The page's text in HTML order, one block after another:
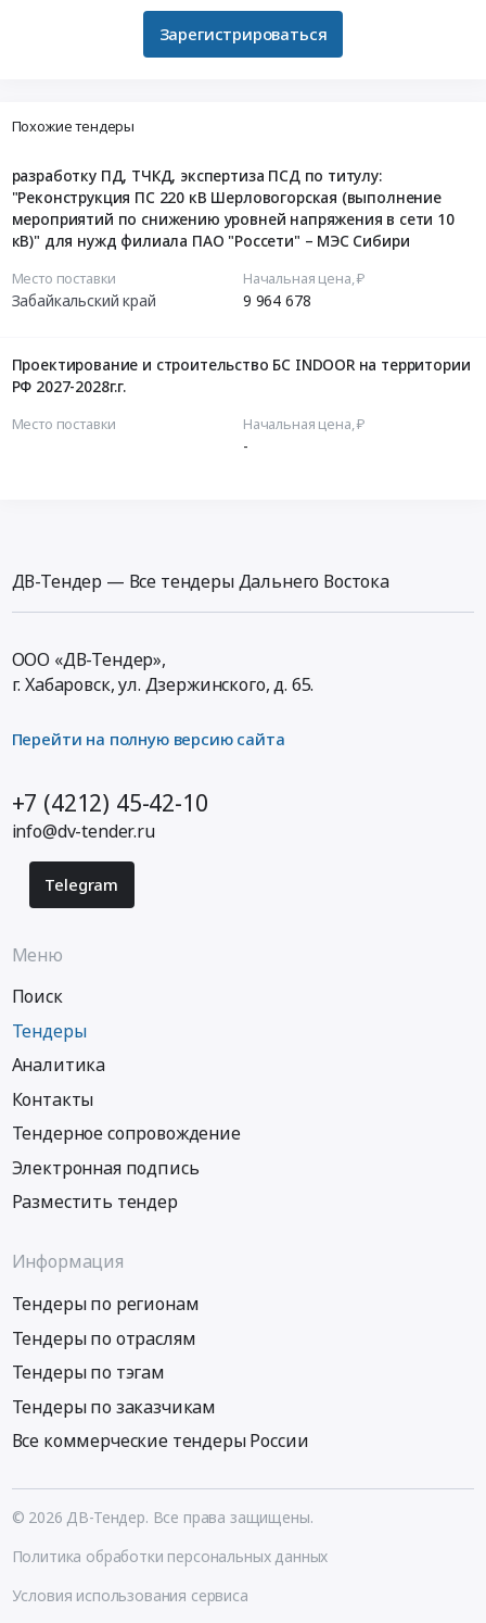
Зарегистрироваться
Похожие тендеры
разработку ПД, ТЧКД, экспертиза ПСД по титулу:
"Реконструкция ПС 220 кВ Шерловогорская (выполнение
мероприятий по снижению уровней напряжения в сети 10
кВ)" для нужд филиала ПАО "Россети" – МЭС Сибири
Место поставки
Забайкальский край
Начальная цена, ₽
9 964 678
Проектирование и строительство БС INDOOR на территории
РФ 2027-2028г.г.
Место поставки Начальная цена, ₽
-
ДВ-Тендер — Все тендеры Дальнего Востока
ООО «ДВ-Тендер»,
г. Хабаровск,ул. Дзержинского, д. 65.
Перейти на полную версию сайта
+7 (4212) 45-42-10
info@dv-tender.ru
Telegram
Меню
Поиск
Тендеры
Аналитика
Контакты
Тендерное сопровождение
Электронная подпись
Разместить тендер
Информация
Тендеры по регионам
Тендеры по отраслям
Тендеры по тэгам
Тендеры по заказчикам
Все коммерческие тендеры России
© 2026 ДВ-Тендер. Все права защищены.
Политика обработки персональных данных
Условия использования сервиса